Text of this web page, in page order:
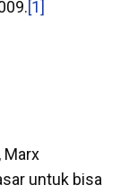
[1]
Marx
untuk bisa